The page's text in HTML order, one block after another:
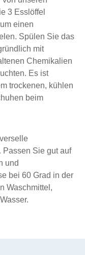
3 Esslöffel
einen
Spülen Sie das
mit
Chemikalien
Es ist
trockenen, kühlen
beim
Passen Sie gut auf
und
bei 60 Grad in der
Waschmittel,